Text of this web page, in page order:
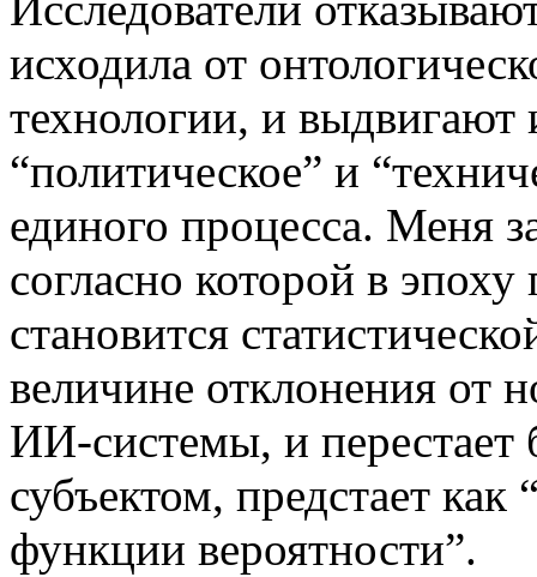
исходила от
технологии, и
“политическое” и
единого процесса. Меня
согласно которой в эпоху
становится
величине отклонения от
ИИ-системы, и
субъектом, предстает
функции вероятности”.